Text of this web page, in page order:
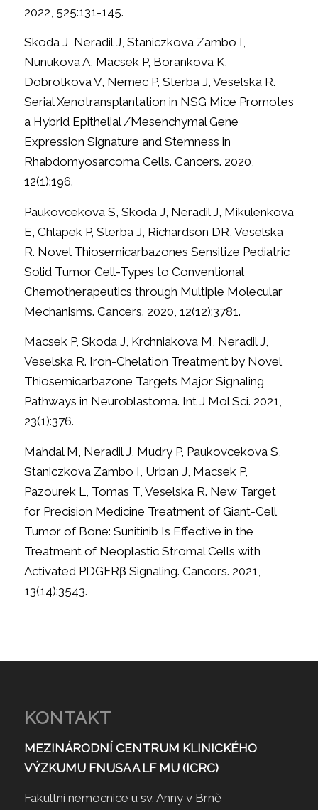
2022, 525:131-145.
Skoda J, Neradil J, Staniczkova Zambo I,
Nunukova A, Macsek P, Borankova K,
Dobrotkova V, Nemec P, Sterba J, Veselska R.
Serial Xenotransplantation in NSG Mice Promotes
a Hybrid Epithelial /Mesenchymal Gene
Expression Signature and Stemness in
Rhabdomyosarcoma Cells. Cancers. 2020,
12(1):196.
Paukovcekova S, Skoda J, Neradil J, Mikulenkova
E, Chlapek P, Sterba J, Richardson DR, Veselska
R. Novel Thiosemicarbazones Sensitize Pediatric
Solid Tumor Cell-Types to Conventional
Chemotherapeutics through Multiple Molecular
Mechanisms. Cancers. 2020, 12(12):3781.
Macsek P, Skoda J, Krchniakova M, Neradil J,
Veselska R. Iron-Chelation Treatment by Novel
Thiosemicarbazone Targets Major Signaling
Pathways in Neuroblastoma. Int J Mol Sci. 2021,
23(1):376.
Mahdal M, Neradil J, Mudry P, Paukovcekova S,
Staniczkova Zambo I, Urban J, Macsek P,
Pazourek L, Tomas T, Veselska R. New Target
for Precision Medicine Treatment of Giant-Cell
Tumor of Bone: Sunitinib Is Effective in the
Treatment of Neoplastic Stromal Cells with
Activated PDGFRβ Signaling. Cancers. 2021,
13(14):3543.
KONTAKT
MEZINÁRODNÍ CENTRUM KLINICKÉHO
VÝZKUMU FNUSA A LF MU (ICRC)
Fakultní nemocnice u sv. Anny v Brně